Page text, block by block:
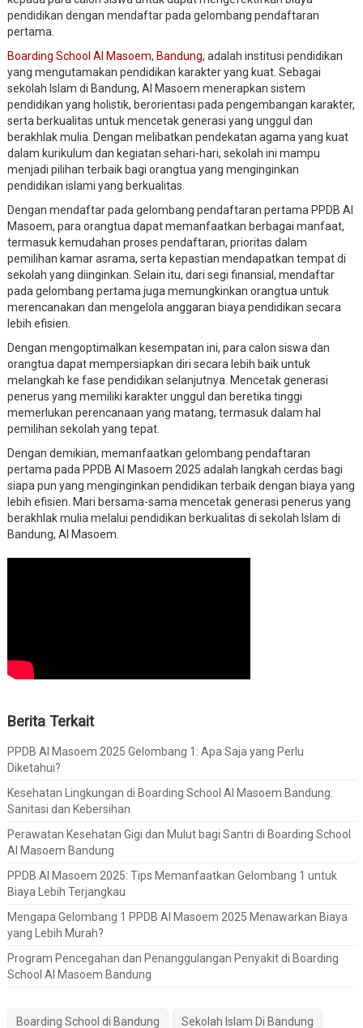
pendidikan dengan mendaftar pada gelombang pendaftaran
pertama.
Boarding School Al Masoem, Bandung, adalah institusi pendidikan
yang mengutamakan pendidikan karakter yang kuat. Sebagai
sekolah Islam di Bandung, Al Masoem menerapkan sistem
pendidikan yang holistik, berorientasi pada pengembangan karakter,
serta berkualitas untuk mencetak generasi yang unggul dan
berakhlak mulia. Dengan melibatkan pendekatan agama yang kuat
dalam kurikulum dan kegiatan sehari-hari, sekolah ini mampu
menjadi pilihan terbaik bagi orangtua yang menginginkan
pendidikan islami yang berkualitas.
Dengan mendaftar pada gelombang pendaftaran pertama PPDB Al
Masoem, para orangtua dapat memanfaatkan berbagai manfaat,
termasuk kemudahan proses pendaftaran, prioritas dalam
pemilihan kamar asrama, serta kepastian mendapatkan tempat di
sekolah yang diinginkan. Selain itu, dari segi finansial, mendaftar
pada gelombang pertama juga memungkinkan orangtua untuk
merencanakan dan mengelola anggaran biaya pendidikan secara
lebih efisien.
Dengan mengoptimalkan kesempatan ini, para calon siswa dan
orangtua dapat mempersiapkan diri secara lebih baik untuk
melangkah ke fase pendidikan selanjutnya. Mencetak generasi
penerus yang memiliki karakter unggul dan beretika tinggi
memerlukan perencanaan yang matang, termasuk dalam hal
pemilihan sekolah yang tepat.
Dengan demikian, memanfaatkan gelombang pendaftaran
pertama pada PPDB Al Masoem 2025 adalah langkah cerdas bagi
siapa pun yang menginginkan pendidikan terbaik dengan biaya yang
lebih efisien. Mari bersama-sama mencetak generasi penerus yang
berakhlak mulia melalui pendidikan berkualitas di sekolah Islam di
Bandung, Al Masoem.
Berita Terkait
PPDB Al Masoem 2025 Gelombang 1: Apa Saja yang Perlu
Diketahui?
Kesehatan Lingkungan di Boarding School Al Masoem Bandung:
Sanitasi dan Kebersihan
Perawatan Kesehatan Gigi dan Mulut bagi Santri di Boarding School
Al Masoem Bandung
PPDB Al Masoem 2025: Tips Memanfaatkan Gelombang 1 untuk
Biaya Lebih Terjangkau
Mengapa Gelombang 1 PPDB Al Masoem 2025 Menawarkan Biaya
yang Lebih Murah?
Program Pencegahan dan Penanggulangan Penyakit di Boarding
School Al Masoem Bandung
Boarding School di Bandung Sekolah Islam Di Bandung